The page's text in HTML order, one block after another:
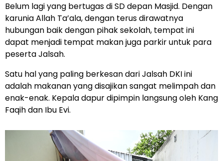
Belum lagi yang bertugas di SD depan Masjid. Dengan
karunia Allah Ta’ala, dengan terus dirawatnya
hubungan baik dengan pihak sekolah, tempat ini
dapat menjadi tempat makan juga parkir untuk para
peserta Jalsah.
Satu hal yang paling berkesan dari Jalsah DKI ini
adalah makanan yang disajikan sangat melimpah dan
enak-enak. Kepala dapur dipimpin langsung oleh Kang
Faqih dan Ibu Evi.